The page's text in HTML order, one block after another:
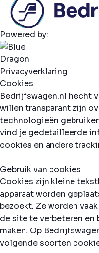
Powered by:
Privacyverklaring
Cookies
Bedrijfswagen.nl hecht
willen transparant zijn
technologieën
vind je gedetailleerde
cookies en andere
Gebruik van cookies
Cookies zijn kleine
apparaat worden
bezoekt. Ze worden
de site te verbeteren
maken. Op
volgende soorten